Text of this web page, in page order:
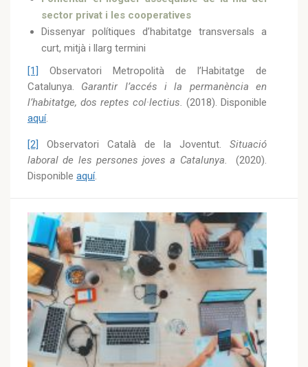
sector privat i les cooperatives
Dissenyar polítiques d’habitatge transversals a
curt, mitjà i llarg termini
[1]
Observatori Metropolità de l’Habitatge de
Catalunya. Garantir l’accés i la permanència en
l’habitatge, dos reptes col·lectius. (2018). Disponible
aquí.
[2] Observatori Català de la Joventut. Situació
laboral de les persones joves a Catalunya. (2020).
Disponible aquí.